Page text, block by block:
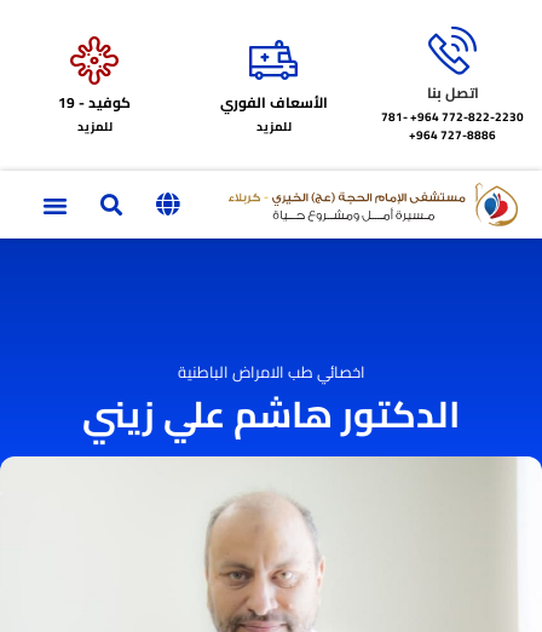
اتصل بنا
772-822-2230‏ 964+
781-
727-8886 964+
الأسعاف الفوري
للمزيد
كوفيد - 19
للمزيد
اخصائي طب الامراض الباطنية
الدكتور هاشم علي زيني